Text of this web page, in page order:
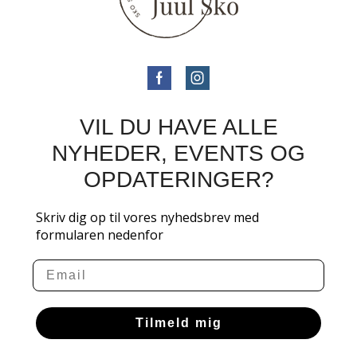
VIL DU HAVE ALLE
NYHEDER, EVENTS OG
OPDATERINGER?
Skriv dig op til vores nyhedsbrev med
formularen nedenfor
Email
Tilmeld mig